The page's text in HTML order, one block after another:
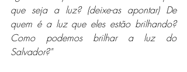
que seja a luz? (deixe-as apontar) De
quem é a luz que eles estão brilhando?
Como podemos brilhar a luz do
Salvador?"